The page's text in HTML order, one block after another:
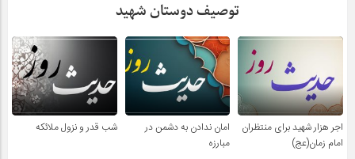
توصیف دوستان شهید
اجر هزار شهید برای منتظران
امام زمان(عج)
امان ندادن به دشمن در
مبارزه
شب قدر و نزول ملائکه